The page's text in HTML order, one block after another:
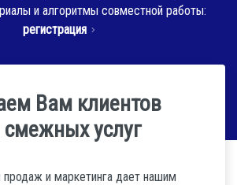
и алгоритмы совместной работы:
регистрация
Вам клиентов
смежных услуг
и маркетинга дает нашим